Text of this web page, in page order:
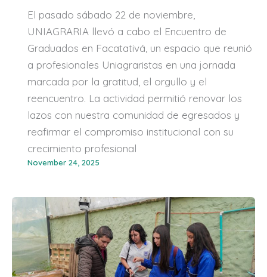
El pasado sábado 22 de noviembre,
UNIAGRARIA llevó a cabo el Encuentro de
Graduados en Facatativá, un espacio que reunió
a profesionales Uniagraristas en una jornada
marcada por la gratitud, el orgullo y el
reencuentro. La actividad permitió renovar los
lazos con nuestra comunidad de egresados y
reafirmar el compromiso institucional con su
crecimiento profesional
November 24, 2025